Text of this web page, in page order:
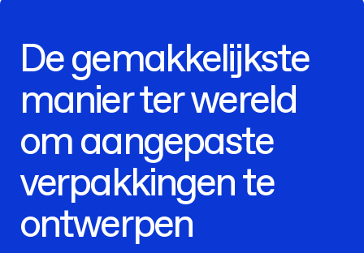
De gemakkelijkste
manier ter wereld
om aangepaste
verpakkingen te
ontwerpen